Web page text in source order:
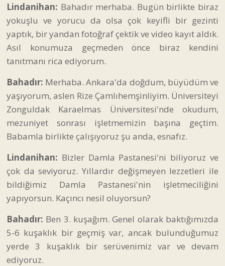
Lindanihan: Bahadır merhaba. Bugün birlikte biraz
yokuşlu ve yorucu da olsa çok keyifli bir gezinti
yaptık, bir yandan fotoğraf çektik ve video kayıt aldık.
Asıl konumuza geçmeden önce biraz kendini
tanıtmanı rica ediyorum.
Bahadır: Merhaba. Ankara'da doğdum, büyüdüm ve
yaşıyorum, aslen Rize Çamlıhemşinliyim. Üniversiteyi
Zonguldak Karaelmas Üniversitesi'nde okudum,
mezuniyet sonrası işletmemizin başına geçtim.
Babamla birlikte çalışıyoruz şu anda, esnafız.
Lindanihan: Bizler Damla Pastanesi'ni biliyoruz ve
çok da seviyoruz. Yıllardır değişmeyen lezzetleri ile
bildiğimiz Damla Pastanesi'nin işletmeciliğini
yapıyorsun. Kaçıncı nesil oluyorsun?
Bahadır: Ben 3. kuşağım. Genel olarak baktığımızda
5-6 kuşaklık bir geçmiş var, ancak bulunduğumuz
yerde 3 kuşaklık bir serüvenimiz var ve devam
ediyoruz.